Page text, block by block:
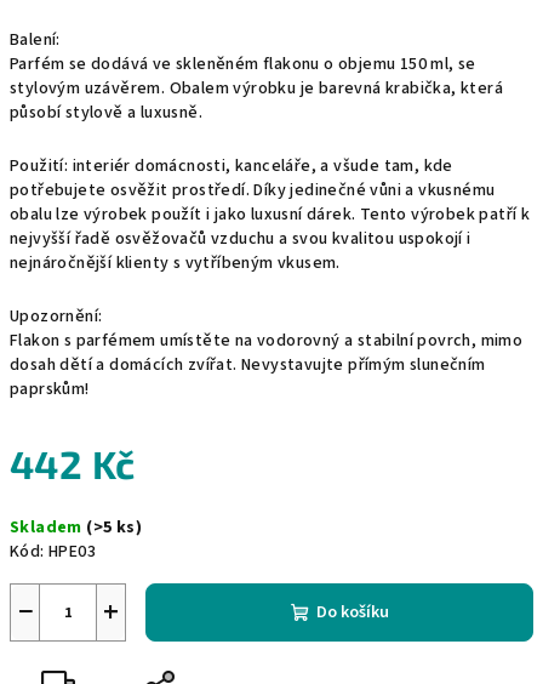
Balení:
Parfém se dodává ve skleněném flakonu o objemu 150 ml, se
stylovým uzávěrem. Obalem výrobku je barevná krabička, která
působí stylově a luxusně.
Použití: interiér domácnosti, kanceláře, a všude tam, kde
potřebujete osvěžit prostředí. Díky jedinečné vůni a vkusnému
obalu lze výrobek použít i jako luxusní dárek. Tento výrobek patří k
nejvyšší řadě osvěžovačů vzduchu a svou kvalitou uspokojí i
nejnáročnější klienty s vytříbeným vkusem.
Upozornění:
Flakon s parfémem umístěte na vodorovný a stabilní povrch, mimo
dosah dětí a domácích zvířat. Nevystavujte přímým slunečním
paprskům!
442 Kč
cena:
Skladem (>5 ks)
Kód: HPE03
+
− Do košíku